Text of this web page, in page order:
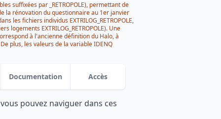
suffixées par _RETROPOLE), permettant de
la rénovation du questionnaire au 1er janvier
les fichiers individus EXTRILOG_RETROPOLE,
logements EXTRILOG_RETROPOLE). Une
à l'ancienne définition du Halo, à
plus, les valeurs de la variable IDENQ
Documentation Accès
pouvez naviguer dans ces